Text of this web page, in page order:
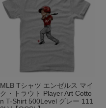
MLB Tシャツ エンゼルス マイ
ク・トラウト Player Art Cotto
n T-Shirt 500Level グレー 111